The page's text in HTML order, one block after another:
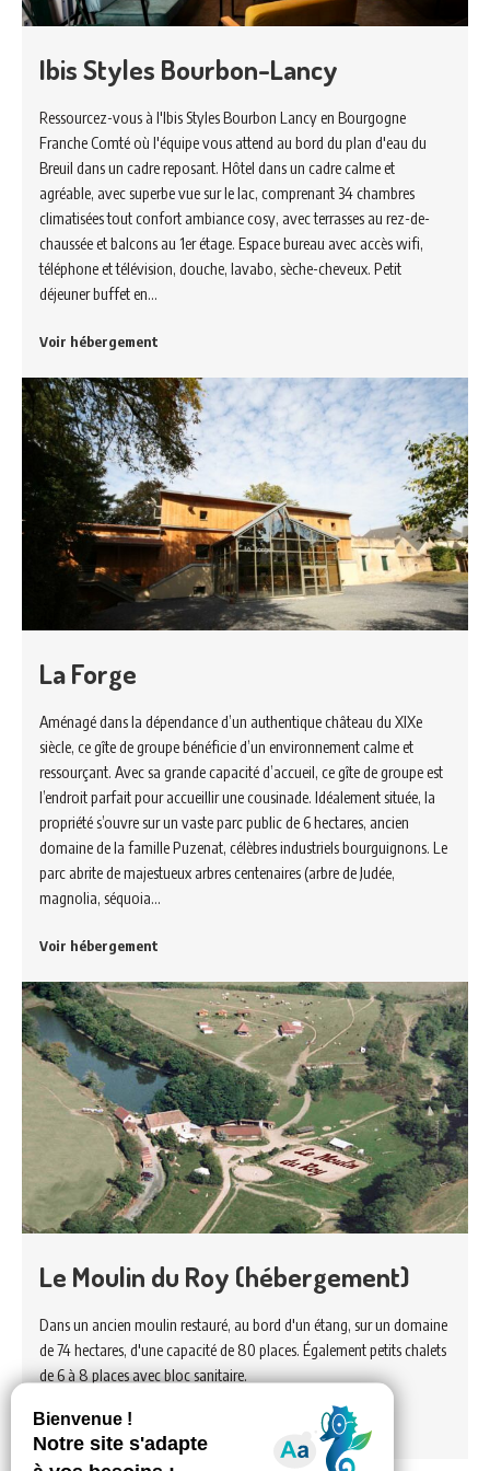
Ibis Styles Bourbon-Lancy
Ressourcez-vous à l'Ibis Styles Bourbon Lancy en Bourgogne
Franche Comté où l'équipe vous attend au bord du plan d'eau du
Breuil dans un cadre reposant. Hôtel dans un cadre calme et
agréable, avec superbe vue sur le lac, comprenant 34 chambres
climatisées tout confort ambiance cosy, avec terrasses au rez-de-
chaussée et balcons au 1er étage. Espace bureau avec accès wifi,
téléphone et télévision, douche, lavabo, sèche-cheveux. Petit
déjeuner buffet en…
Voir hébergement
La Forge
Aménagé dans la dépendance d’un authentique château du XIXe
siècle, ce gîte de groupe bénéficie d’un environnement calme et
ressourçant. Avec sa grande capacité d’accueil, ce gîte de groupe est
l’endroit parfait pour accueillir une cousinade. Idéalement située, la
propriété s’ouvre sur un vaste parc public de 6 hectares, ancien
domaine de la famille Puzenat, célèbres industriels bourguignons. Le
parc abrite de majestueux arbres centenaires (arbre de Judée,
magnolia, séquoia…
Voir hébergement
Le Moulin du Roy (hébergement)
Dans un ancien moulin restauré, au bord d'un étang, sur un domaine
de 74 hectares, d'une capacité de 80 places. Également petits chalets
de 6 à 8 places avec bloc sanitaire.
Voir hébergement